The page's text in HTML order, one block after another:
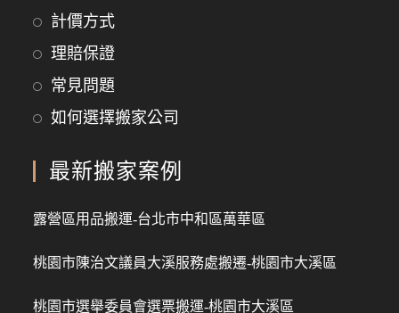
計價方式
理賠保證
常見問題
如何選擇搬家公司
最新搬家案例
露營區用品搬運-台北市中和區萬華區
桃園市陳治文議員大溪服務處搬遷-桃園市大溪區
桃園市選舉委員會選票搬運-桃園市大溪區